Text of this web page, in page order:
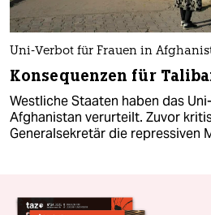
Uni-Verbot für Frauen in
Konsequenzen für
Westliche Staaten haben das
Afghanistan verurteilt. Zuvor
Generalsekretär die repressiven